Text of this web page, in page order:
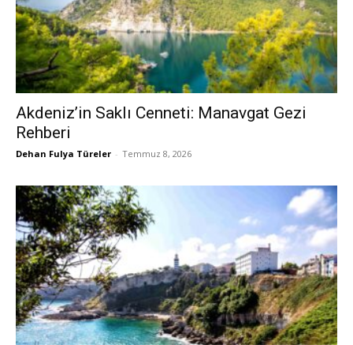
Akdeniz’in Saklı Cenneti: Manavgat Gezi
Rehberi
Dehan Fulya Türeler - Temmuz 8, 2026